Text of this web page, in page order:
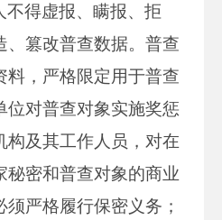
不得虚报、瞒报、拒
、篡改普查数据。普查
料，严格限定用于普查
位对普查对象实施奖惩
构及其工作人员，对在
秘密和普查对象的商业
严格履行保密义务；